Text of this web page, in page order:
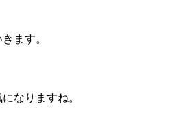
ます。
なりますね。